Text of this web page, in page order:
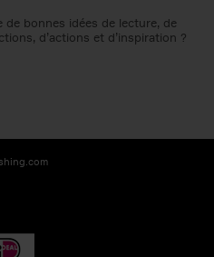
de bonnes idées de lecture, de
d’actions et d’inspiration ?